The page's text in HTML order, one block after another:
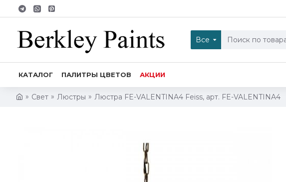
Все
КАТАЛОГ ПАЛИТРЫ ЦВЕТОВ АКЦИИ
Свет Люстры Люстра FE-VALENTINA4 Feiss, арт. FE-VALENTINA4